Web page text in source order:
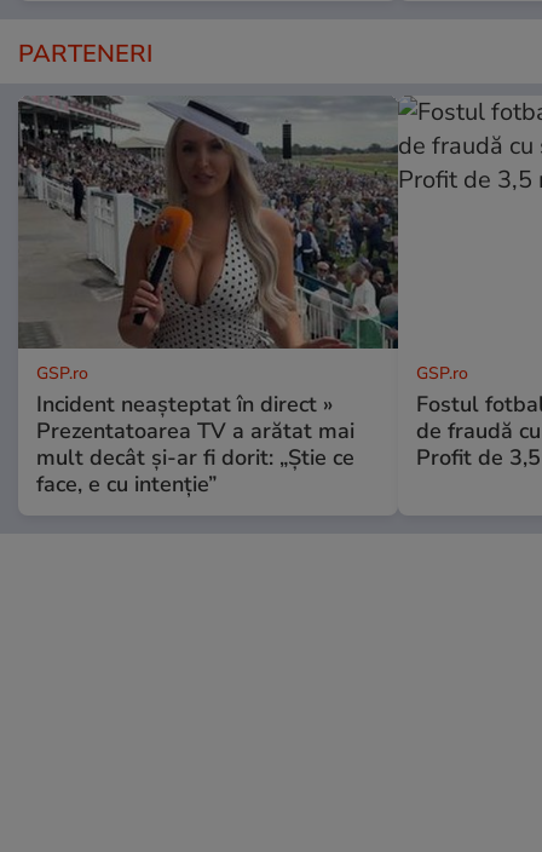
PARTENERI
GSP.ro
Incident neașteptat în direct »
Prezentatoarea TV a arătat mai
mult decât și-ar fi dorit: „Știe ce
face, e cu intenție”
GSP.ro
Fostul
de fraudă
Profit de